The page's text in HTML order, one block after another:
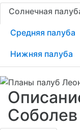
Солнечная
Средняя палуба
Нижняя палуба
Соболев